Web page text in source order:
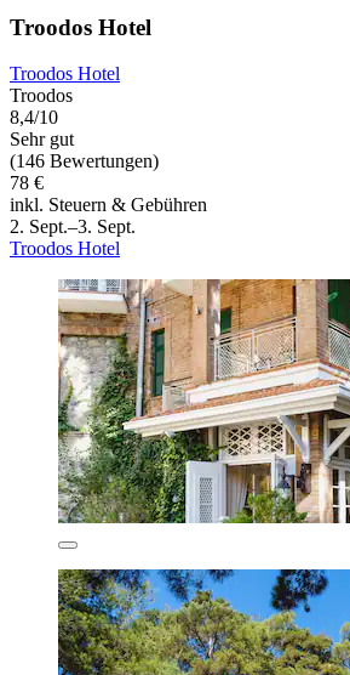
Troodos Hotel
Troodos Hotel
Troodos
8,4/10
Sehr gut
(146 Bewertungen)
78 €
inkl. Steuern & Gebühren
2. Sept.–3. Sept.
Troodos Hotel